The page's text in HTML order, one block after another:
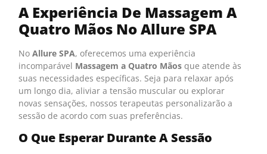
A Experiência De Massagem A
Quatro Mãos No Allure SPA
NoAllure SPA, oferecemos uma experiência
incomparável Massagem a Quatro Mãos que atende às
suas necessidades específicas. Seja para relaxar após
um longo dia, aliviar a tensão muscular ou explorar
novas sensações, nossos terapeutas personalizarão a
sessão de acordo com suas preferências.
O Que Esperar Durante A Sessão